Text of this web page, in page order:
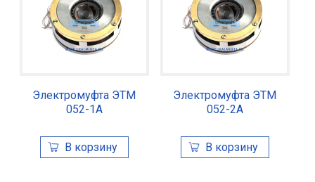
Электромуфта ЭТМ
052-1А
Электромуфта ЭТМ
052-2А